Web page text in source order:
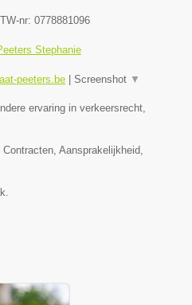
nr: 0778881096
Stephanie
peeters.be Screenshot ▼
ervaring in verkeersrecht,
Aansprakelijkheid,